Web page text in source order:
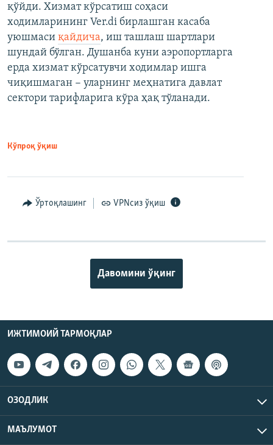
қўйди. Хизмат кўрсатиш соҳаси
ходимларининг Ver.di бирлашган касаба
уюшмаси қайдича, иш ташлаш шартлари
шундай бўлган. Душанба куни аэропортларга
ерда хизмат кўрсатувчи ходимлар ишга
чиқишмаган − уларнинг меҳнатига давлат
сектори тарифларига кўра ҳақ тўланади.
Кўпроқ ўқиш
Ўртоқлашинг VPNсиз ўқиш
Давомини ўқинг
ИЖТИМОИЙ ТАРМОҚЛАР
ОЗОДЛИК
МАЪЛУМОТ